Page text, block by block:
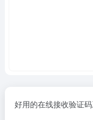
好用的在线接收验证